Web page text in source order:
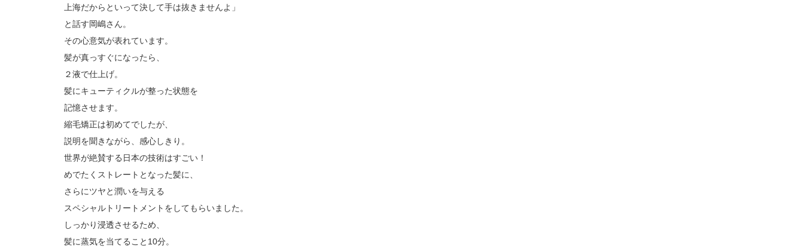
上海だからといって決して手は抜きませんよ」
と話す岡嶋さん。
その心意気が表れています。
髪が真っすぐになったら、
２液で仕上げ。
髪にキューティクルが整った状態を
記憶させます。
縮毛矯正は初めてでしたが、
説明を聞きながら、感心しきり。
世界が絶賛する日本の技術はすごい！
めでたくストレートとなった髪に、
さらにツヤと潤いを与える
スペシャルトリートメントをしてもらいました。
しっかり浸透させるため、
髪に蒸気を当てること10分。